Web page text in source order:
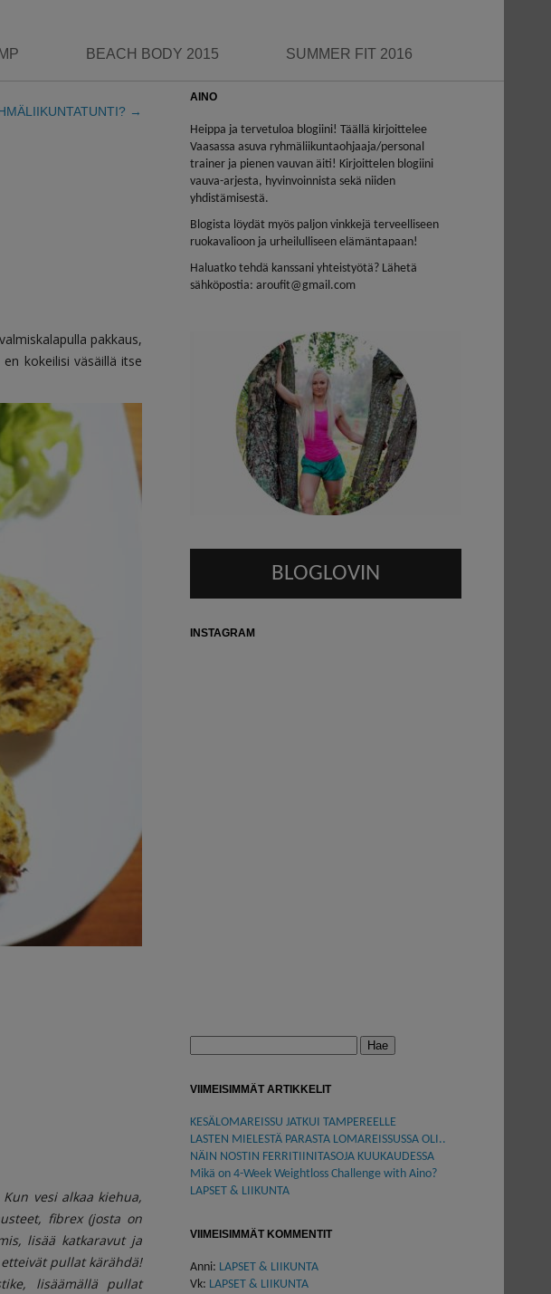
BEACH BODY 2015 SUMMER FIT 2016
→
pakkaus,
kokeilisi väsäillä itse
vesi alkaa kiehua,
fibrex (josta on
lisää katkaravut ja
pullat kärähdä!
lisäämällä pullat
AINO
Heippa ja tervetuloa blogiini! Täällä kirjoittelee
Vaasassa asuva ryhmäliikuntaohjaaja/personal
trainer ja pienen vauvan äiti! Kirjoittelen blogiini
vauva-arjesta, hyvinvoinnista sekä niiden
yhdistämisestä.
Blogista löydät myös paljon vinkkejä terveelliseen
ruokavalioon ja urheilulliseen elämäntapaan!
Haluatko tehdä kanssani yhteistyötä? Lähetä
sähköpostia: aroufit@gmail.com
BLOGLOVIN
INSTAGRAM
VIIMEISIMMÄT ARTIKKELIT
KESÄLOMAREISSU JATKUI TAMPEREELLE
LASTEN MIELESTÄ PARASTA LOMAREISSUSSA OLI..
NÄIN NOSTIN FERRITIINITASOJA KUUKAUDESSA
Mikä on 4-Week Weightloss Challenge with Aino?
LAPSET & LIIKUNTA
VIIMEISIMMÄT KOMMENTIT
Anni: LAPSET & LIIKUNTA
Vk: LAPSET & LIIKUNTA